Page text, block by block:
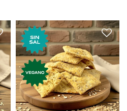
Galletas premium, veganas,
con cereales. Nuevos
sabores, elaboradas
artesanalmente.